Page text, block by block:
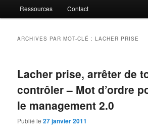
Ressources Contact
ARCHIVES PAR MOT-CLÉ :LACHER PRISE
Lacher prise, arrêter de
contrôler – Mot d’ordre
le management 2.0
Publié le27 janvier 2011